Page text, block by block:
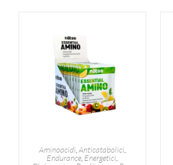
Aminoacidi, Anticatabolici,
Endurance Energetici